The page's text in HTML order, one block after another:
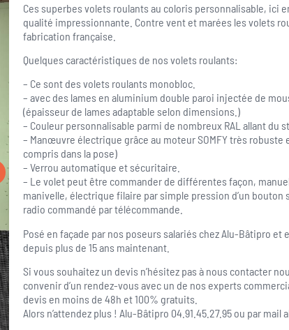
Ces superbes volets roulants au coloris personnalisable, ici
qualité impressionnante. Contre vent et marées les volets
fabrication française.
Quelques caractéristiques de nos volets roulants:
– Ce sont des volets roulants monobloc.
– avec des lames en aluminium double paroi injectée de
(épaisseur de lames adaptable selon dimensions.)
– Couleur personnalisable parmi de nombreux RAL allant du
– Manœuvre électrique grâce au moteur SOMFY très
compris dans la pose)
– Verrou automatique et sécuritaire.
– Le volet peut être commander de différentes façon,
manivelle, électrique filaire par simple pression d’un bouton
radio commandé par télécommande.
Posé en façade par nos poseurs salariés chez Alu-Bâtipro et
depuis plus de 15 ans maintenant.
Si vous souhaitez un devis n’hésitez pas à nous contacter
convenir d’un rendez-vous avec un de nos experts
devis en moins de 48h et 100% gratuits.
Alors n’attendez plus ! Alu-Bâtipro 04.91.45.27.95 ou par